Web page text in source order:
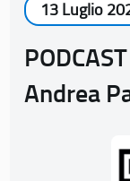
13 Luglio
Andrea